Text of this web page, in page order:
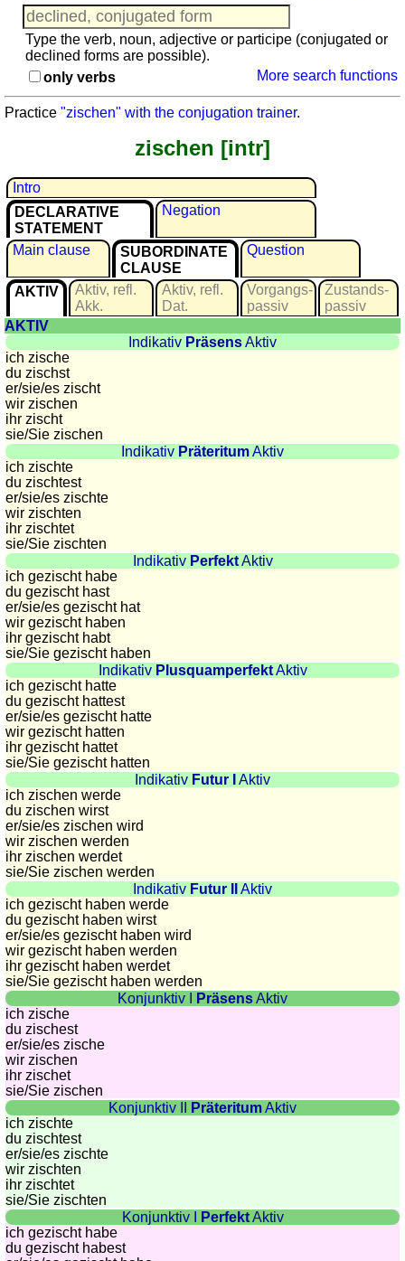
English
French
German
Italian
Latin
Spanish
Dutch
Utilities
Unit
converters
Car
number
plates
Time
of
sunset
Bicycle
tours
Small
travel
vocabulary
(pdf)
GAMES
Geography
Quiz
of
coasts
and
rivers
Geography
quiz
Quiz
of
countries
Quiz
of
rivers
and
towns
Quiz
of
flags,
arms,
and
coins
Quiz
of
towns
and
countries
More
games
Animal
quiz
Brain
Type the verb, noun, adjective or participe (conjugated or
declined forms are possible).
only verbs
More search functions
Practice "zischen" with the conjugation trainer.
zischen [intr]
Intro
DECLARATIVE
STATEMENT
Negation
Main clause
SUBORDINATE
CLAUSE
Question
AKTIV
Aktiv, refl.
Akk.
Aktiv, refl.
Dat.
Vorgangs­
passiv
Zustands­
passiv
AKTIV
Indikativ PräsensAktiv
ich zische
du zischst
er/sie/es zischt
wir zischen
ihr zischt
sie/Sie zischen
Indikativ PräteritumAktiv
ich zischte
du zischtest
er/sie/es zischte
wir zischten
ihr zischtet
sie/Sie zischten
Indikativ PerfektAktiv
ich gezischt habe
du gezischt hast
er/sie/es gezischt hat
wir gezischt haben
ihr gezischt habt
sie/Sie gezischt haben
Indikativ PlusquamperfektAktiv
ich gezischt hatte
du gezischt hattest
er/sie/es gezischt hatte
wir gezischt hatten
ihr gezischt hattet
sie/Sie gezischt hatten
Indikativ Futur I
Aktiv
ich zischen werde
du zischen wirst
er/sie/es zischen wird
wir zischen werden
ihr zischen werdet
sie/Sie zischen werden
Indikativ Futur II
Aktiv
ich gezischt haben werde
du gezischt haben wirst
er/sie/es gezischt haben wird
wir gezischt haben werden
ihr gezischt haben werdet
sie/Sie gezischt haben werden
Konjunktiv I
PräsensAktiv
ich zische
du zischest
er/sie/es zische
wir zischen
ihr zischet
sie/Sie zischen
Konjunktiv II
PräteritumAktiv
ich zischte
du zischtest
er/sie/es zischte
wir zischten
ihr zischtet
sie/Sie zischten
Konjunktiv I
PerfektAktiv
ich gezischt habe
du gezischt habest